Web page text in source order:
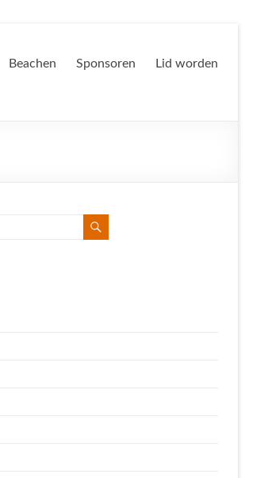
Beachen Sponsoren Lid worden